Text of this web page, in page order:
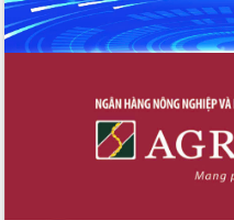
Xây dựng nông thôn mới: Nâng cao đời
sống người dân từ những mô hình thiết
thực
nhanh tiến độ các dự án trọng điểm
trong Khu kinh tế Nam Phú Yên
Hòn Yến phát triển du lịch gắn với bảo